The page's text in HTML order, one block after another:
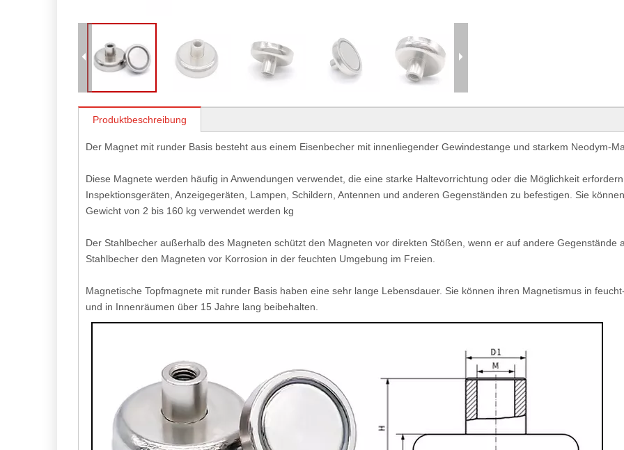
Produktbeschreibung
Der Magnet mit runder Basis besteht aus einem Eisenbecher mit innenliegender Gewindestange und starkem Neodym-
Diese Magnete werden häufig in Anwendungen verwendet, die eine starke Haltevorrichtung oder die Möglichkeit
Inspektionsgeräten, Anzeigegeräten, Lampen, Schildern, Antennen und anderen Gegenständen zu befestigen. Sie
Gewicht von 2 bis 160 kg verwendet werden kg
Der Stahlbecher außerhalb des Magneten schützt den Magneten vor direkten Stößen, wenn er auf andere Gegenstände
Stahlbecher den Magneten vor Korrosion in der feuchten Umgebung im Freien.
Magnetische Topfmagnete mit runder Basis haben eine sehr lange Lebensdauer. Sie können ihren Magnetismus in
und in Innenräumen über 15 Jahre lang beibehalten.